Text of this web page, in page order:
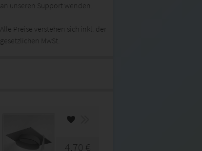
an unseren Support wenden.
Alle Preise verstehen sich inkl. der
gesetzlichen MwSt.
4,70 €